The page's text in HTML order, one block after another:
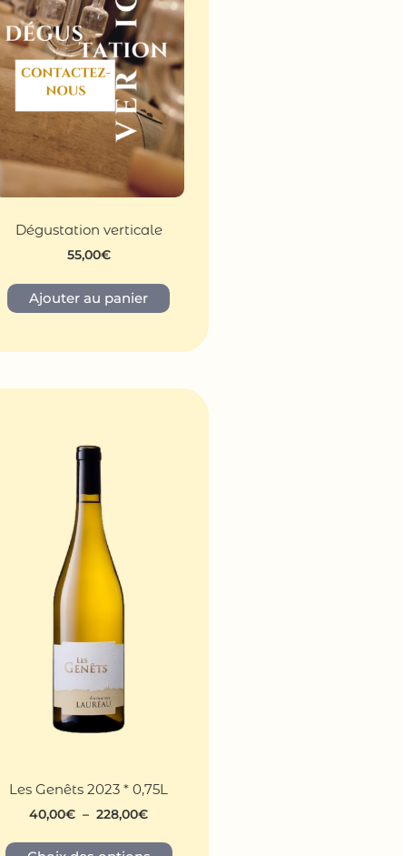
Dégustation verticale
55,00€
Ajouter au panier
Les Genêts 2023 * 0,75L
40,00€ – 228,00€